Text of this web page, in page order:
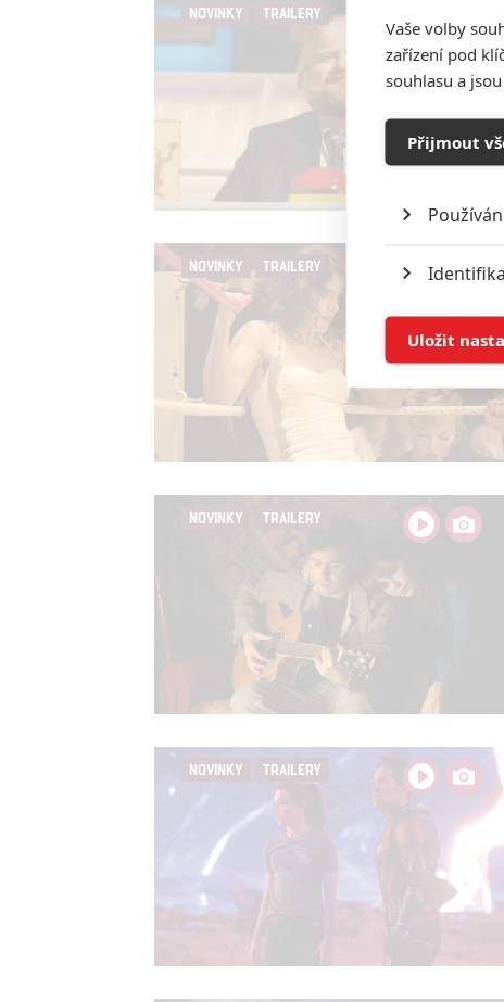
NOVINKY TRAILERY
NOVINKY TRAILERY
NOVINKY TRAILERY
NOVINKY TRAILERY
Vaše volby
zařízení pod
souhlasu a
Přijmout
Reklama
Udělením
možnost:
Poskytování a
Uložit